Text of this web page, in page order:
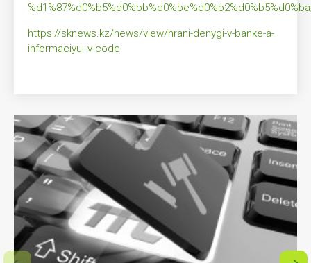
https://sknews.kz/news/view/hrani-denygi-v-banke-a-
informaciyu--v-code